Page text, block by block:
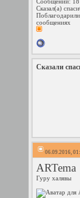
Сказал(а)
сообщениях
Сказали
06.09.2016,
ARTema
Гуру халявы